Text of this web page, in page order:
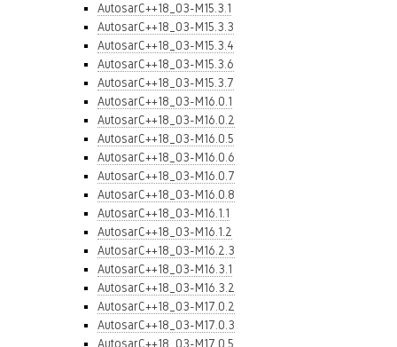
AutosarC++18_03-M15.3.1
AutosarC++18_03-M15.3.3
AutosarC++18_03-M15.3.4
AutosarC++18_03-M15.3.6
AutosarC++18_03-M15.3.7
AutosarC++18_03-M16.0.1
AutosarC++18_03-M16.0.2
AutosarC++18_03-M16.0.5
AutosarC++18_03-M16.0.6
AutosarC++18_03-M16.0.7
AutosarC++18_03-M16.0.8
AutosarC++18_03-M16.1.1
AutosarC++18_03-M16.1.2
AutosarC++18_03-M16.2.3
AutosarC++18_03-M16.3.1
AutosarC++18_03-M16.3.2
AutosarC++18_03-M17.0.2
AutosarC++18_03-M17.0.3
AutosarC++18_03-M17.0.5